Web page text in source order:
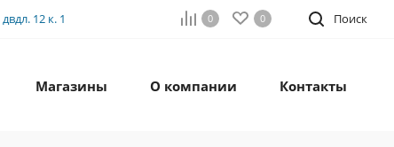
12 к. 1 Поиск
0 0
Магазины О компании Контакты